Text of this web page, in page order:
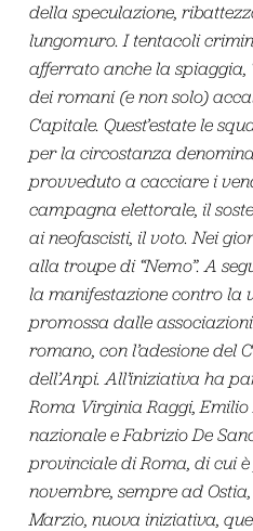
della speculazione,
lungomuro. I tentacoli
afferrato anche la spiaggia,
dei romani (e non solo)
Capitale. Quest’estate le
per la circostanza
provveduto a cacciare i
campagna elettorale, il
ai neofascisti, il voto. Nei
alla troupe di “Nemo”. A
la manifestazione contro la
promossa dalle
romano, con l’adesione del
dell’Anpi. All’iniziativa ha
Roma Virginia Raggi, Emilio
nazionale e Fabrizio De
provinciale di Roma, di cui
novembre, sempre ad
Marzio, nuova iniziativa,